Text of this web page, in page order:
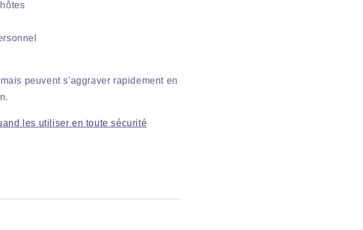
peuvent s'aggraver rapidement en
les utiliser en toute sécurité